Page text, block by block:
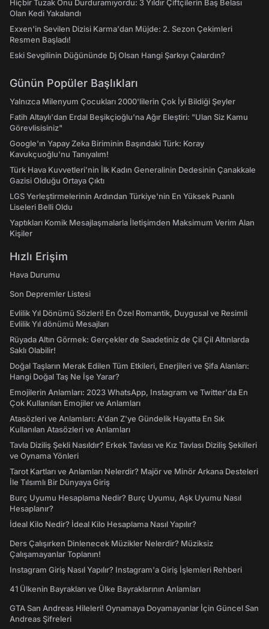
Hiçbir Tuzak Onu Durduramıyordu: 3 Yıldır Çiftçilerin Baş Belası
Olan Kedi Yakalandı
Exxen'in Sevilen Dizisi Karma'dan Müjde: 2. Sezon Çekimleri
Resmen Başladı!
Eski Sevgilinin Düğününde Dj Olsan Hangi Şarkıyı Çalardın?
Günün Popüler Başlıkları
Yalnızca Milenyum Çocukları 2000'lilerin Çok İyi Bildiği Şeyler
Fatih Altaylı'dan Erdal Beşikçioğlu'na Ağır Eleştiri: "Ulan Siz Kamu
Görevlisisiniz"
Google'ın Yapay Zeka Biriminin Başındaki Türk: Koray
Kavukçuoğlu'nu Tanıyalım!
Türk Hava Kuvvetleri'nin İlk Kadın Generalinin Dedesinin Çanakkale
Gazisi Olduğu Ortaya Çıktı
LGS Yerleştirmelerinin Ardından Türkiye'nin En Yüksek Puanlı
Liseleri Belli Oldu
Yaptıkları Komik Mesajlaşmalarla İletişimden Maksimum Verim Alan
Kişiler
Hızlı Erişim
Hava Durumu
Son Depremler Listesi
Evlilik Yıl Dönümü Sözleri! En Özel Romantik, Duygusal ve Resimli
Evlilik Yıl dönümü Mesajları
Rüyada Altın Görmek: Gerçekler de Saadetiniz de Çil Çil Altınlarda
Saklı Olabilir!
Doğal Taşların Merak Edilen Tüm Etkileri, Enerjileri ve Şifa Alanları:
Hangi Doğal Taş Ne İşe Yarar?
Emojilerin Anlamları: 2023 WhatsApp, Instagram ve Twitter'da En
Çok Kullanılan Emojiler ve Anlamları
Atasözleri ve Anlamları: A'dan Z'ye Gündelik Hayatta En Sık
Kullanılan Atasözleri ve Anlamları
Tavla Diziliş Şekli Nasıldır? Erkek Tavlası ve Kız Tavlası Diziliş Şekilleri
ve Oynama Yönleri
Tarot Kartları ve Anlamları Nelerdir? Majör ve Minör Arkana Desteleri
İle Tılsımlı Bir Dünyaya Giriş
Burç Uyumu Hesaplama Nedir? Burç Uyumu, Aşk Uyumu Nasıl
Hesaplanır?
İdeal Kilo Nedir? İdeal Kilo Hesaplama Nasıl Yapılır?
Ders Çalışırken Dinlenecek Müzikler Nelerdir? Müziksiz
Çalışamayanlar Toplanın!
Instagram Giriş Nasıl Yapılır? Instagram'a Giriş İşlemleri Rehberi
41 Ülkenin Bayrakları ve Ülke Bayraklarının Anlamları
GTA San Andreas Hileleri! Oynamaya Doyamayanlar İçin Güncel San
Andreas Şifreleri